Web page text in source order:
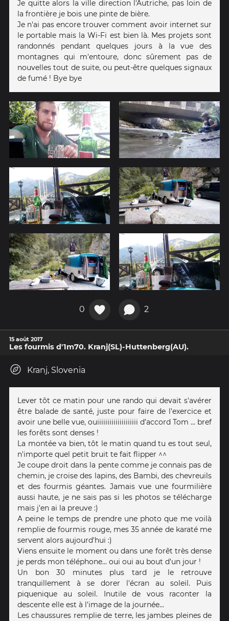
Je quitte alors la ville direction l'Autriche, pas loin de
la frontière je bois une pinte de bière.
Je n'ai pas encore trouver comment avoir internet sur
le portable mais la Wi-Fi est bien là. Mes projets sont
randonnés pendant quelques jours à la vue des
montagnes qui m'entoure, donc sûrement pas de
nouvelles tout de suite, ou peut-être quelques signaux
de fumé ! Bye bye
0 2
15 août 2017
Les fourmis d'1m70. Kranj(SL)-Huttenberg(AU).
Kranj, Slovenia
Lever tôt ce matin pour une rando qui devait s'avérer
être balade de santé, juste pour faire de l'exercice et
avoir une belle vue, ouiiiiiiiiiiiiiiiiiiii d’accord Tom … bref
les forêts sont denses !
La montée va bien, tôt le matin quand tu es tout seul,
n'importe quel petit bruit te fait flipper ^^
Je coupe droit dans la pente comme je connais pas de
chemin, je croise des lapins, des Bambi, des chevreuils
et des fourmis géantes. Jamais vue une fourmilière
aussi haute, je ne sais pas si les photos se télécharge
mais j'en ai la preuve :)
A peine le temps de prendre une photo que me voilà
remplie de fourmis rouge, mes 35 année de karaté me
servent alors aujourd'hui :)
Viens ensuite le moment ou dans une forêt très dense
je perds mon téléphone... oui oui au bout d'un jour !
Un bon 30 minutes plus tard je le retrouve
tranquillement à se dorer l'écran au soleil. Puis
piquenique au soleil. Inutile de vous raconter la
descente elle est à l'image de la journée...
Les chaussures remplie de terre, les jambes pleines de